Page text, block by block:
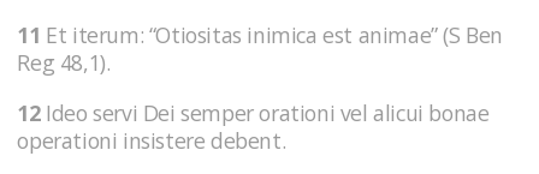
11 Et iterum: “Otiositas inimica est animae” (S Ben
Reg 48,1).
12Ideo servi Dei semper orationi vel alicui bonae
operationi insistere debent.